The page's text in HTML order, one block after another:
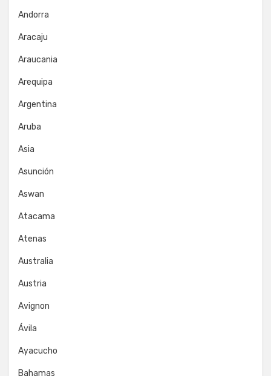
Andorra
Aracaju
Araucania
Arequipa
Argentina
Aruba
Asia
Asunción
Aswan
Atacama
Atenas
Australia
Austria
Avignon
Ávila
Ayacucho
Bahamas